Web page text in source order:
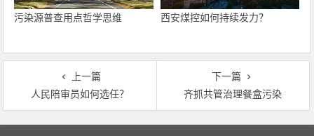
污染源普查用点哲学思维 西安煤控如何持续发力？
上一篇
人民陪审员如何选任？
下一篇
齐抓共管治理餐盒污染
文